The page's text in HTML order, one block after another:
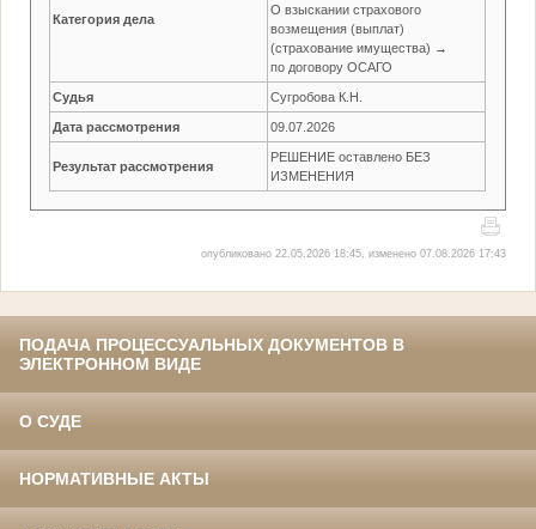
Категория дела
О взыскании страхового
возмещения (выплат)
(страхование имущества) →
по договору ОСАГО
Судья Сугробова К.Н.
Дата рассмотрения 09.07.2026
Результат рассмотрения
РЕШЕНИЕ оставлено БЕЗ
ИЗМЕНЕНИЯ
опубликовано 22.05.2026 18:45, изменено 07.08.2026 17:43
ПОДАЧА ПРОЦЕССУАЛЬНЫХ ДОКУМЕНТОВ В
ЭЛЕКТРОННОМ ВИДЕ
О СУДЕ
НОРМАТИВНЫЕ АКТЫ